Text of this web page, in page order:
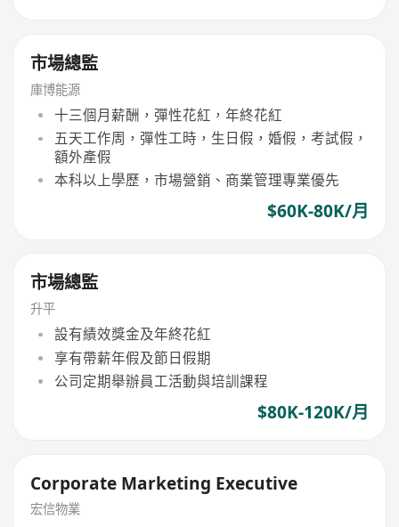
市場總監
庫博能源
十三個月薪酬，彈性花紅，年終花紅
五天工作周，彈性工時，生日假，婚假，考試假，
額外產假
本科以上學歷，市場營銷、商業管理專業優先
$60K-80K/月
市場總監
升平
設有績效獎金及年終花紅
享有帶薪年假及節日假期
公司定期舉辦員工活動與培訓課程
$80K-120K/月
Corporate Marketing Executive
宏信物業